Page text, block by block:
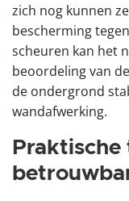
zich nog kunnen
bescherming
scheuren kan het
beoordeling van
de ondergrond
wandafwerking.
Praktische